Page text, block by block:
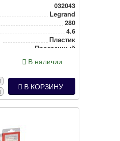
032043
Legrand
280
4.6
Пластик
Прозрачный
В наличии
В КОРЗИНУ